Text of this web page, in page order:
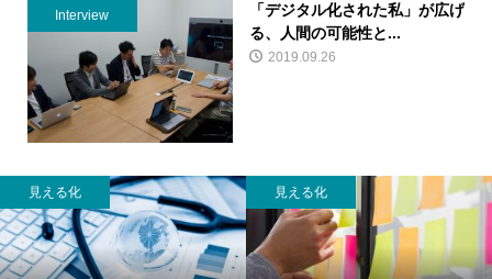
Interview
「デジタル化された私」が広げ
る、人間の可能性と...
2019.09.26
見える化 見える化